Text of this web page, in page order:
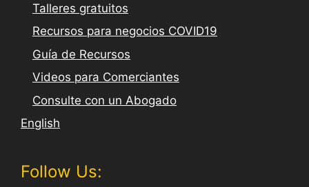
Talleres gratuitos
Recursos para negocios COVID19
Guía de Recursos
Videos para Comerciantes
Consulte con un Abogado
English
Follow Us: